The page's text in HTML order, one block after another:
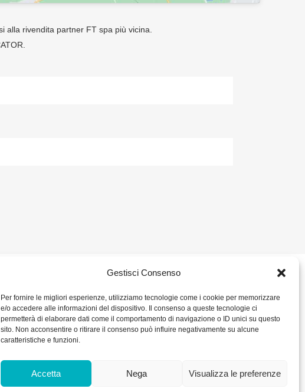
Gestisci Consenso
Per fornire le migliori esperienze, utilizziamo tecnologie come i cookie per memorizzare
e/o accedere alle informazioni del dispositivo. Il consenso a queste tecnologie ci
permetterà di elaborare dati come il comportamento di navigazione o ID unici su questo
sito. Non acconsentire o ritirare il consenso può influire negativamente su alcune
caratteristiche e funzioni.
Accetta Nega Visualizza le preferenze
alla rivendita partner FT spa più vicina.
+39 0522 680386
–
RE 19643 – P. IVA IT
Soc € 300.000 int. Vers.
Policy–Cookie Policy
ORARIO DI UFFICIO:
Dal Lunedì al Venerdì: 8.00/12.30 - 13.30/17.30
RICEVIMENTO MERCI: